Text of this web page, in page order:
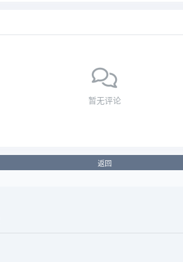
暂无评论
返回